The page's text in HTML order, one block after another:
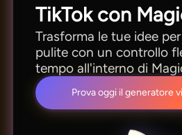
TikTok con
Trasforma le tue idee
pulite con un controllo
tempo all'interno di
Prova oggi il generatore